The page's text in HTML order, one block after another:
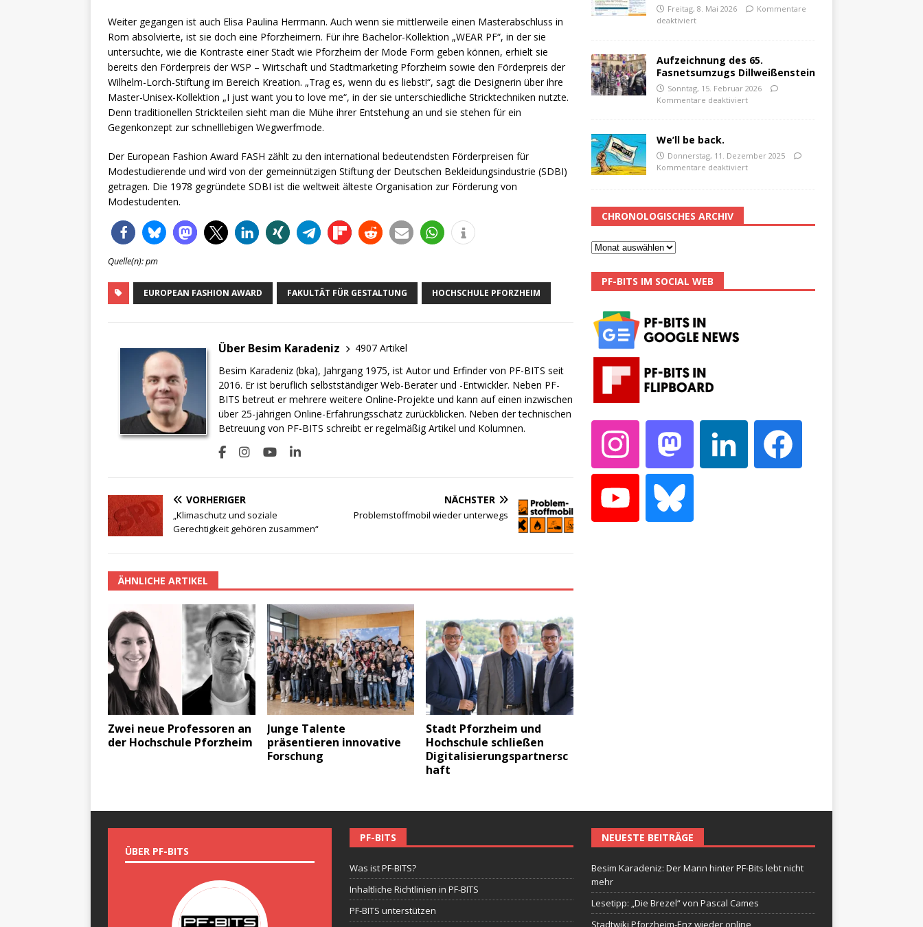
Weiter gegangen ist auch Elisa Paulina Herrmann. Auch wenn sie mittlerweile einen Masterabschluss in
Rom absolvierte, ist sie doch eine Pforzheimern. Für ihre Bachelor-Kollektion „WEAR PF“, in der sie
untersuchte, wie die Kontraste einer Stadt wie Pforzheim der Mode Form geben können, erhielt sie
bereits den Förderpreis der WSP – Wirtschaft und Stadtmarketing Pforzheim sowie den Förderpreis der
Wilhelm-Lorch-Stiftung im Bereich Kreation. „Trag es, wenn du es liebst!“, sagt die Designerin über ihre
Master-Unisex-Kollektion „I just want you to love me“, in der sie unterschiedliche Stricktechniken nutzte.
Denn traditionellen Strickteilen sieht man die Mühe ihrer Entstehung an und sie stehen für ein
Gegenkonzept zur schnelllebigen Wegwerfmode.
Der European Fashion Award FASH zählt zu den international bedeutendsten Förderpreisen für
Modestudierende und wird von der gemeinnützigen Stiftung der Deutschen Bekleidungsindustrie (SDBI)
getragen. Die 1978 gegründete SDBI ist die weltweit älteste Organisation zur Förderung von
Modestudenten.
Quelle(n): pm
EUROPEAN FASHION AWARD FAKULTÄT FÜR GESTALTUNG HOCHSCHULE PFORZHEIM
Über Besim Karadeniz
4907 Artikel
Besim Karadeniz (bka), Jahrgang 1975, ist Autor und Erfinder von PF-BITS seit
2016. Er ist beruflich selbstständiger Web-Berater und -Entwickler. Neben PF-
BITS betreut er mehrere weitere Online-Projekte und kann auf einen inzwischen
über 25-jährigen Online-Erfahrungsschatz zurückblicken. Neben der technischen
Betreuung von PF-BITS schreibt er regelmäßig Artikel und Kolumnen.
VORHERIGER
„Klimaschutz und soziale
Gerechtigkeit gehören zusammen“
NÄCHSTER
Problemstoffmobil wieder unterwegs
ÄHNLICHE ARTIKEL
Zwei neue Professoren an
der Hochschule Pforzheim
Junge Talente
präsentieren innovative
Forschung
Stadt Pforzheim und
Hochschule schließen
Digitalisierungspartnersc
haft
Freitag, 8. Mai 2026
Kommentare
deaktiviert
Aufzeichnung des 65.
Fasnetsumzugs Dillweißenstein
Sonntag, 15. Februar 2026
Kommentare deaktiviert
We’ll be back.
Donnerstag, 11. Dezember 2025
Kommentare deaktiviert
CHRONOLOGISCHES ARCHIV
PF-BITS IM SOCIAL WEB
ÜBER PF-BITS
PF-BITS
Was ist PF-BITS?
Inhaltliche Richtlinien in PF-BITS
PF-BITS unterstützen
NEUESTE BEITRÄGE
Besim Karadeniz: Der Mann hinter PF-Bits lebt nicht
mehr
Lesetipp: „Die Brezel“ von Pascal Cames
Stadtwiki Pforzheim-Enz wieder online